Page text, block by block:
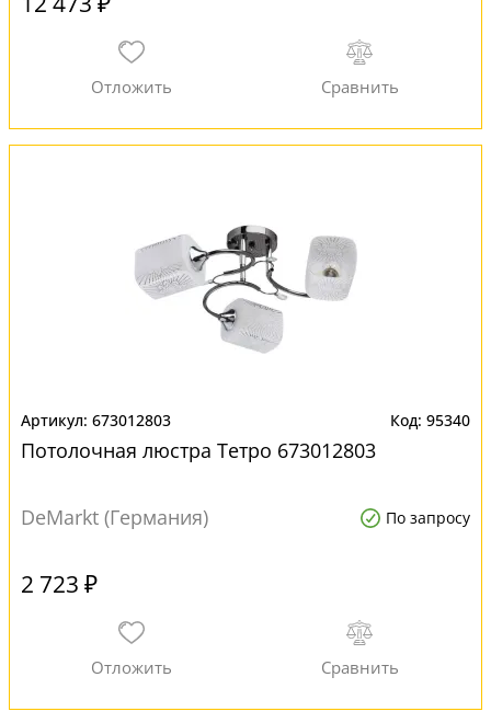
673012803 95340
Потолочная люстра Тетро 673012803
DeMarkt (Германия) По запросу
2 723 ₽